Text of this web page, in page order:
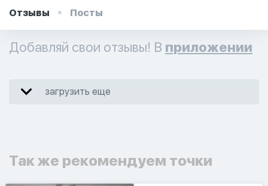
Отзывы Посты
Добавляй свои отзывы! В приложении
загрузить еще
Так же рекомендуем точки